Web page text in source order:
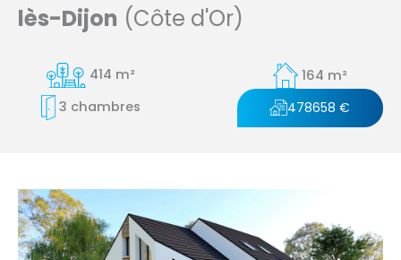
lès-Dijon (Côte d'Or)
414 m²
164 m²
3 chambres
478658 €